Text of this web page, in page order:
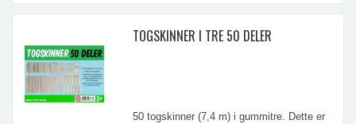
TOGSKINNER I TRE 50 DELER
50 togskinner (7,4 m) i gummitre. Dette er